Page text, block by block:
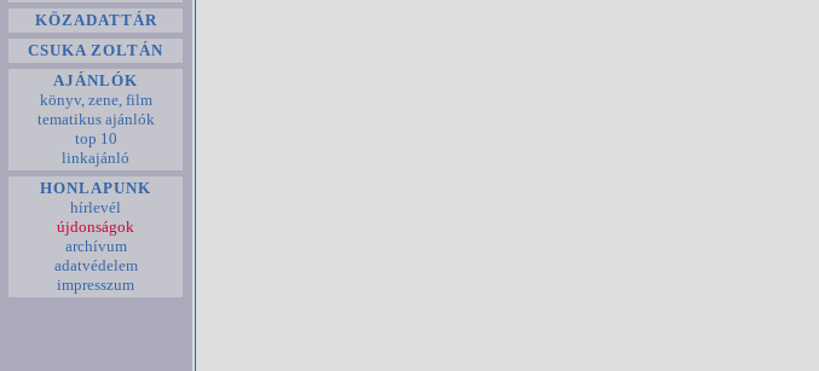
KÖZADATTÁR
CSUKA ZOLTÁN
AJÁNLÓK
könyv, zene, film
tematikus ajánlók
top 10
linkajánló
HONLAPUNK
hírlevél
újdonságok
archívum
adatvédelem
impresszum